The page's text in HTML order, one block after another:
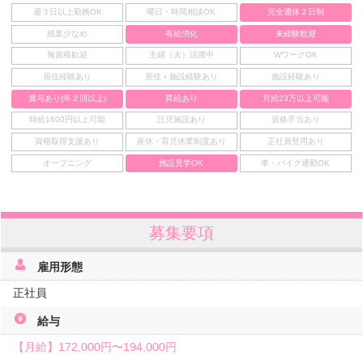
週３日以上勤務OK 曜日・時間相談OK 完全週休２日制
残業少なめ 有給消化 未経験歓迎
無資格歓迎 主婦（夫）活躍中 WワークOK
居住経験あり 居住＋施設経験あり 施設経験あり
賞与あり(年２回以上) 昇給あり 月給23万以上可能
時給1600円以上可能 託児施設あり 資格手当あり
資格取得支援あり 産休・育児休業制度あり 正社員登用あり
オープニング 施設見学OK 車・バイク通勤OK
募集要項
雇用形態
正社員
給与
【月給】 172,000円〜194,000円